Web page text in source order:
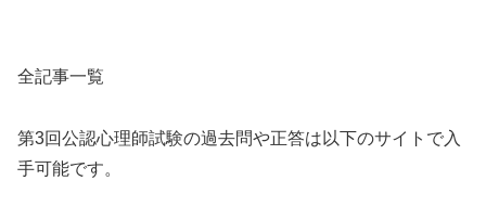
全記事一覧
第3回公認心理師試験の過去問や正答は以下のサイトで入
手可能です。